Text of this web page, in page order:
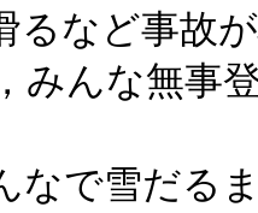
るなど事故
みんな無事
なで雪だる